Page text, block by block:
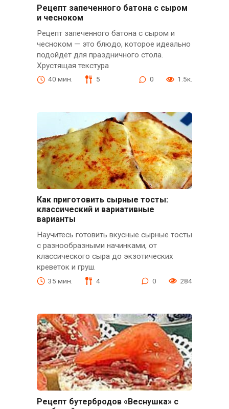
Рецепт запеченного батона с сыром
и чесноком
Рецепт запеченного батона с сыром и
чесноком — это блюдо, которое идеально
подойдёт для праздничного стола.
Хрустящая текстура
40 мин. 5 0 1.5к.
Как приготовить сырные тосты:
классический и вариативные
варианты
Научитесь готовить вкусные сырные тосты
с разнообразными начинками, от
классического сыра до экзотических
креветок и груш.
35 мин. 4 0 284
Рецепт бутербродов «Веснушка» с